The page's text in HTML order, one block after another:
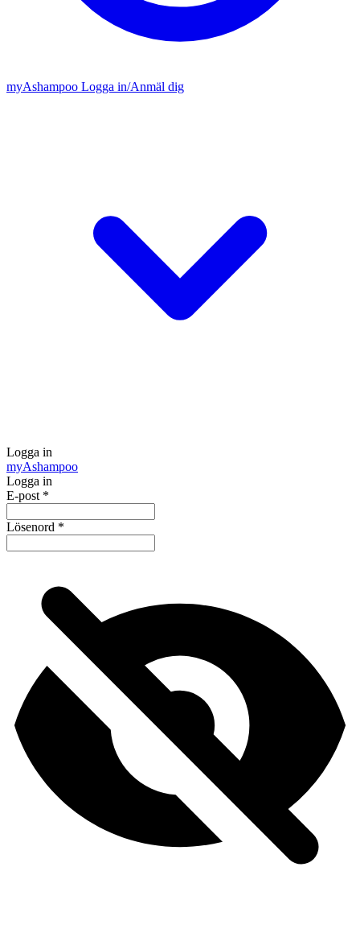
myAshampoo Logga in/Anmäl dig
Logga in
myAshampoo
Logga in
E-post *
Lösenord *